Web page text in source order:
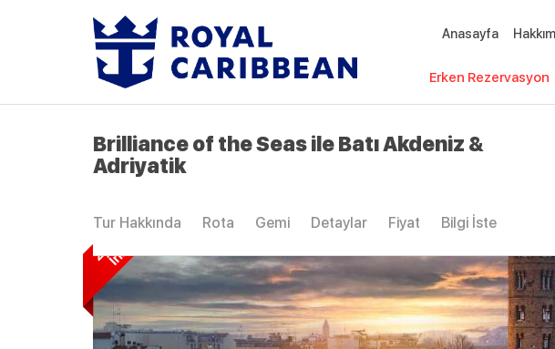
Anasayfa
Erken Rezervasyon
Brilliance of the Seas ile Batı Akdeniz &
Adriyatik
2
.
K
i
ş
i
%
5
0
İ
n
d
i
r
i
m
l
i
Tur Hakkında Rota Gemi Detaylar Fiyat Bilgi İste